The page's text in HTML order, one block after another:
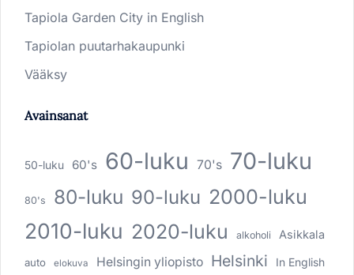
Tapiola Garden City in English
Tapiolan puutarhakaupunki
Vääksy
Avainsanat
50-luku 60's 60-luku 70's 70-luku
80's 80-luku 90-luku 2000-luku
2010-luku 2020-luku alkoholi Asikkala
auto elokuva Helsingin yliopisto Helsinki In English